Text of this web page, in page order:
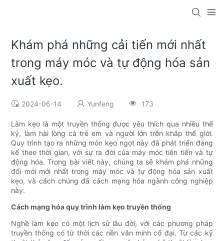
Khám phá những cải tiến mới nhất
trong máy móc và tự động hóa sản
xuất kẹo.
2024-06-14 Yunfeng 173
Làm kẹo là một truyền thống được yêu thích qua nhiều thế
kỷ, làm hài lòng cả trẻ em và người lớn trên khắp thế giới.
Quy trình tạo ra những món kẹo ngọt này đã phát triển đáng
kể theo thời gian, với sự ra đời của máy móc tiên tiến và tự
động hóa. Trong bài viết này, chúng ta sẽ khám phá những
đổi mới mới nhất trong máy móc và tự động hóa sản xuất
kẹo, và cách chúng đã cách mạng hóa ngành công nghiệp
này.
Cách mạng hóa quy trình làm kẹo truyền thống
Nghề làm kẹo có một lịch sử lâu đời, với các phương pháp
truyền thống có từ thời các nền văn minh cổ đại. Từ các kỹ